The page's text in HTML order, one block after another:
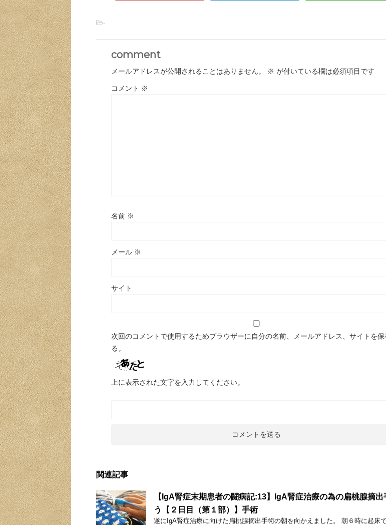
-
comment
メールアドレスが公開されることはありません。 ※ が付いている欄は必須項目です
コメント ※
名前 ※
メール ※
サイト
次回のコメントで使用するためブラウザーに自分の名前、メールアドレス、サイトを保
る。
上に表示された文字を入力してください。
関連記事
【IgA腎症末期患者の闘病記:13】IgA腎症治療の為の扁桃腺摘出
う【２日目（第１部）】手術
遂にIgA腎症治療に向けた扁桃腺摘出手術の朝を向かえました。 朝６時に起床